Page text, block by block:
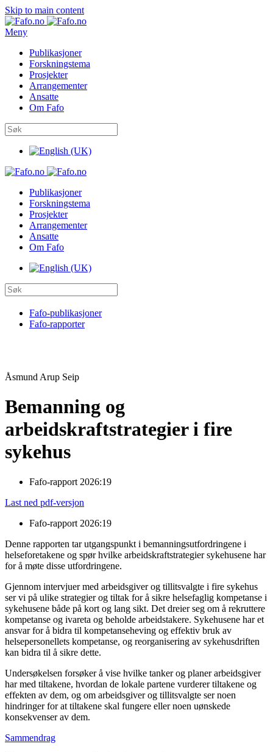
Skip to main content
Meny
Publikasjoner
Forskningstema
Prosjekter
Arrangementer
Ansatte
Om Fafo
Publikasjoner
Forskningstema
Prosjekter
Arrangementer
Ansatte
Om Fafo
Fafo-publikasjoner
Fafo-rapporter
Åsmund Arup Seip
Bemanning og
arbeidskraftstrategier i fire
sykehus
Fafo-rapport 2026:19
Last ned pdf-versjon
Fafo-rapport 2026:19
Denne rapporten tar utgangspunkt i bemanningsutfordringene i
helseforetakene og spør hvilke arbeidskraftstrategier sykehusene har
for å møte disse utfordringene.
Gjennom intervjuer med arbeidsgiver og tillitsvalgte i fire sykehus
ser vi på ulike strategier og tiltak for å sikre helsefaglig kompetanse i
sykehusene både på kort og lang sikt. Det dreier seg om å rekruttere
kompetanse og ivareta og beholde arbeidstakere. Sykehusene har et
ansvar for å bidra til kompetanseheving og effektiv bruk av
helsepersonellets kompetanse, og reorganisering av sykehusdriften
kan bidra til å sikre dette.
Undersøkelsen forsøker å vise hvilke tanker og planer arbeidsgiver
har med tiltakene, hvordan de lokale partene vurderer tiltakene og
effekten av dem, og om arbeidsgiver og tillitsvalgte ser noen
hindringer for at tiltakene skal fungere eller noen uønskede
konsekvenser av dem.
Sammendrag